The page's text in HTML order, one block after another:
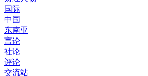
国际
中国
东南亚
言论
社论
评论
交流站